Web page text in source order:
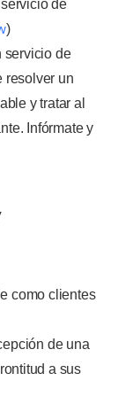
de
)
servicio de
resolver un
y tratar al
Infórmate y
como clientes
de una
a sus